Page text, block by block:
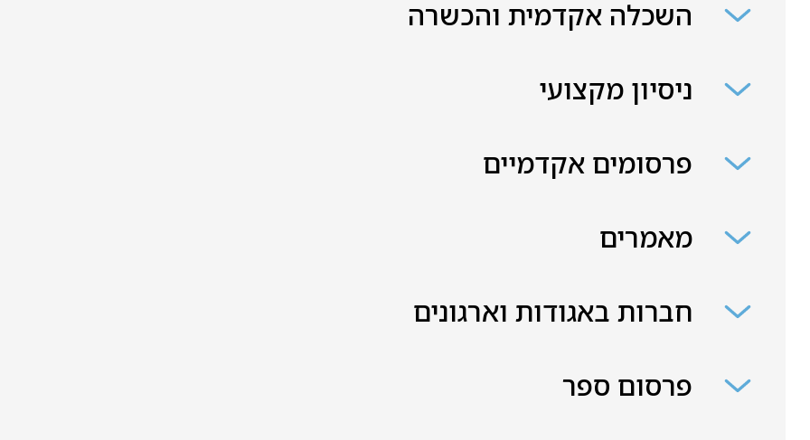
השכלה אקדמית והכשרה
ניסיון מקצועי
פרסומים אקדמיים
מאמרים
חברות באגודות וארגונים
פרסום ספר